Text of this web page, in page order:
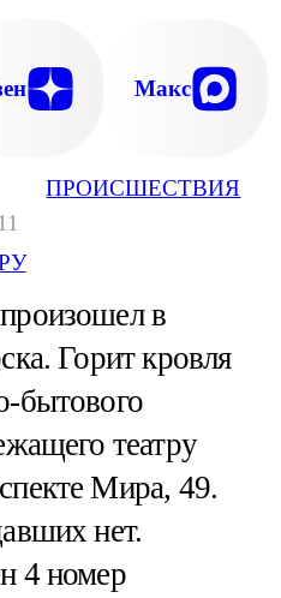
ПРОИСШЕСТВИЯ
Макс
в
Горит кровля
бытового
театру
Мира, 49.
нет.
4 номер